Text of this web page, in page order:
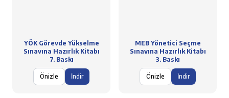
YÖK Görevde Yükselme
Sınavına Hazırlık Kitabı
7. Baskı
Önizle İndir
MEB Yönetici Seçme
Sınavına Hazırlık Kitabı
3. Baskı
Önizle İndir